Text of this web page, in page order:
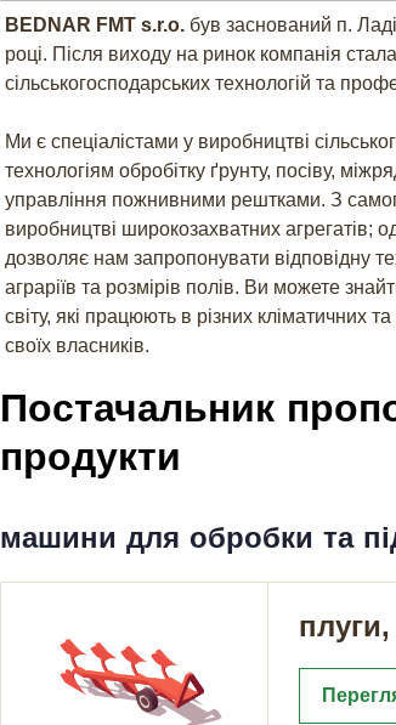
BEDNAR FMT s.r.o.був заснований п.
році. Після виходу на ринок компанія
сільськогосподарських технологій та
Ми є спеціалістами у виробництві
технологіям обробітку ґрунту, посіву,
управління пожнивними рештками. З
виробництві широкозахватних агрегатів;
дозволяє нам запропонувати відповідну
аграріїв та розмірів полів. Ви можете
світу, які працюють в різних кліматичних
своїх власників.
Постачальник
продукти
машини для обробки та